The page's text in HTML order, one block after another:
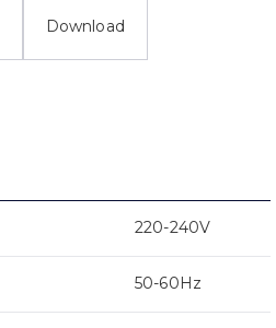
Download
220-240V
50-60Hz